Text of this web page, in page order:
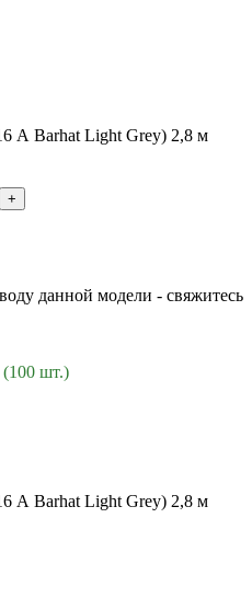
А Barhat Light Grey) 2,8 м
+
данной модели - свяжитесь
(100 шт.)
А Barhat Light Grey) 2,8 м